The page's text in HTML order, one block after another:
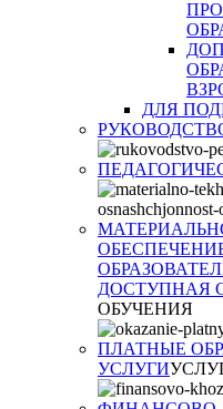
ДЛЯ
ДОСТУПНАЯ
ОБУЧЕНИЯ
ПЛАТНЫЕ
УСЛУГИ